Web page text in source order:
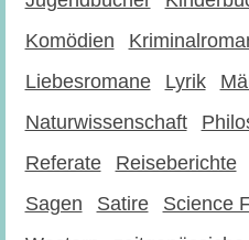
Komödien
Liebesromane
Lyrik
Naturwissenschaft
Referate
Reiseberichte
Sagen
Satire Science